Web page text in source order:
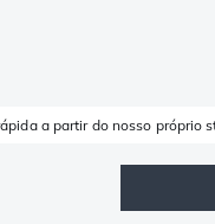
a partir do nosso próprio